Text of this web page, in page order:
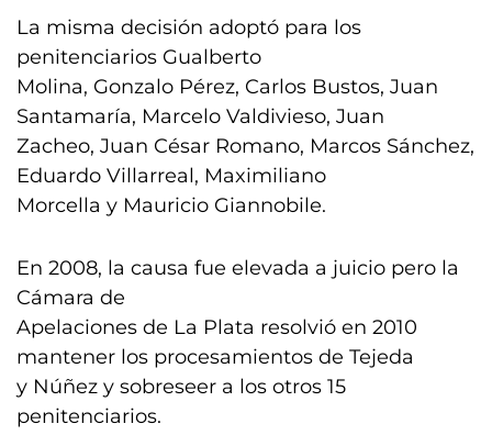
La misma decisión adoptó para los
penitenciarios Gualberto
Molina, Gonzalo Pérez, Carlos Bustos, Juan
Santamaría, Marcelo Valdivieso, Juan
Zacheo, Juan César Romano, Marcos Sánchez,
Eduardo Villarreal, Maximiliano
Morcella y Mauricio Giannobile.
En 2008, la causa fue elevada a juicio pero la
Cámara de
Apelaciones de La Plata resolvió en 2010
mantener los procesamientos de Tejeda
y Núñez y sobreseer a los otros 15
penitenciarios.